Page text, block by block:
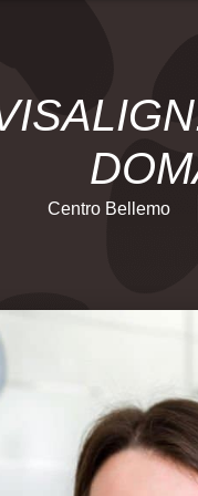
Centro Bellemo